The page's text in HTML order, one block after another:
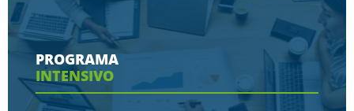
Conoce aquí las herramientas con las que
contaras en tu programa
Ver más
PROGRAMA
INTENSIVO